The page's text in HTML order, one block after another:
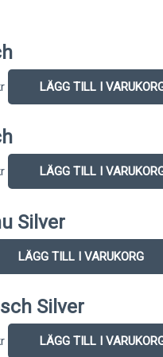
LÄGG TILL I
LÄGG TILL I
Silver
LÄGG TILL I VARUKORG
Silver
LÄGG TILL I